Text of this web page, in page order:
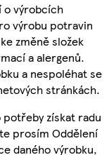
o výrobcích
výrobu potravin
změně složek
a alergenů.
a nespoléhat se
stránkách.
potřeby získat radu
prosím Oddělení
daného výrobku,